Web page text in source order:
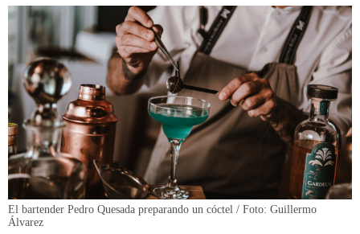
El bartender Pedro Quesada preparando un cóctel / Foto: Guillermo
Álvarez